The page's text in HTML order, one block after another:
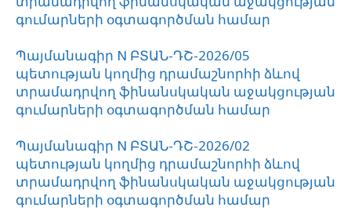
գումարների օգտագործման համար
Պայմանագիր N ԲՏԱՆ-ԴՇ-2026/05
պետության կողմից դրամաշնորհի ձևով
տրամադրվող ֆինանսկական աջակցության
գումարների օգտագործման համար
Պայմանագիր N ԲՏԱՆ-ԴՇ-2026/02
պետության կողմից դրամաշնորհի ձևով
տրամադրվող ֆինանսկական աջակցության
գումարների օգտագործման համար